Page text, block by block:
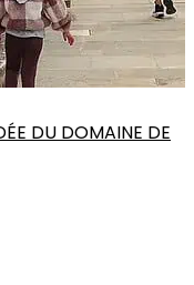
DU DOMAINE DE